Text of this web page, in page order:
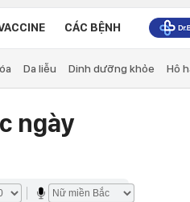
CÁC BỆNH
Da liễu Dinh dưỡng khỏe Hô
ngày